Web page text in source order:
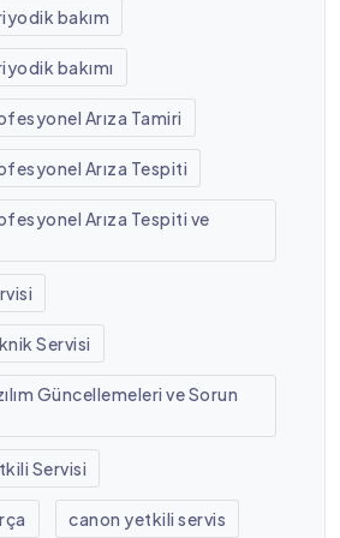
bakım
bakımı
Arıza Tamiri
Arıza Tespiti
Arıza Tespiti ve
Servisi
Güncellemeleri ve Sorun
Servisi
canon yetkili servis